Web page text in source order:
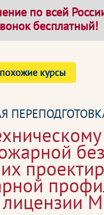
по всей
бесплатный!
курсы